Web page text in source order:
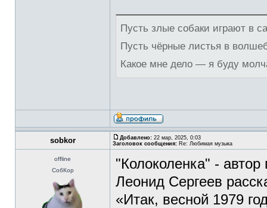
Пусть злые собаки играют в
Пусть чёрные листья в
Какое мне дело — я буду
sobkor Добавлено: 22 мар, 2025, 0:03
Заголовок сообщения: Re: Любимая музыка
offline
СобКор
"Колоколенка" -
Леонид Сергеев
«Итак, весной 1979